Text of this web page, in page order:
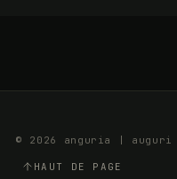
© 2026 anguria |
HAUT DE PAGE